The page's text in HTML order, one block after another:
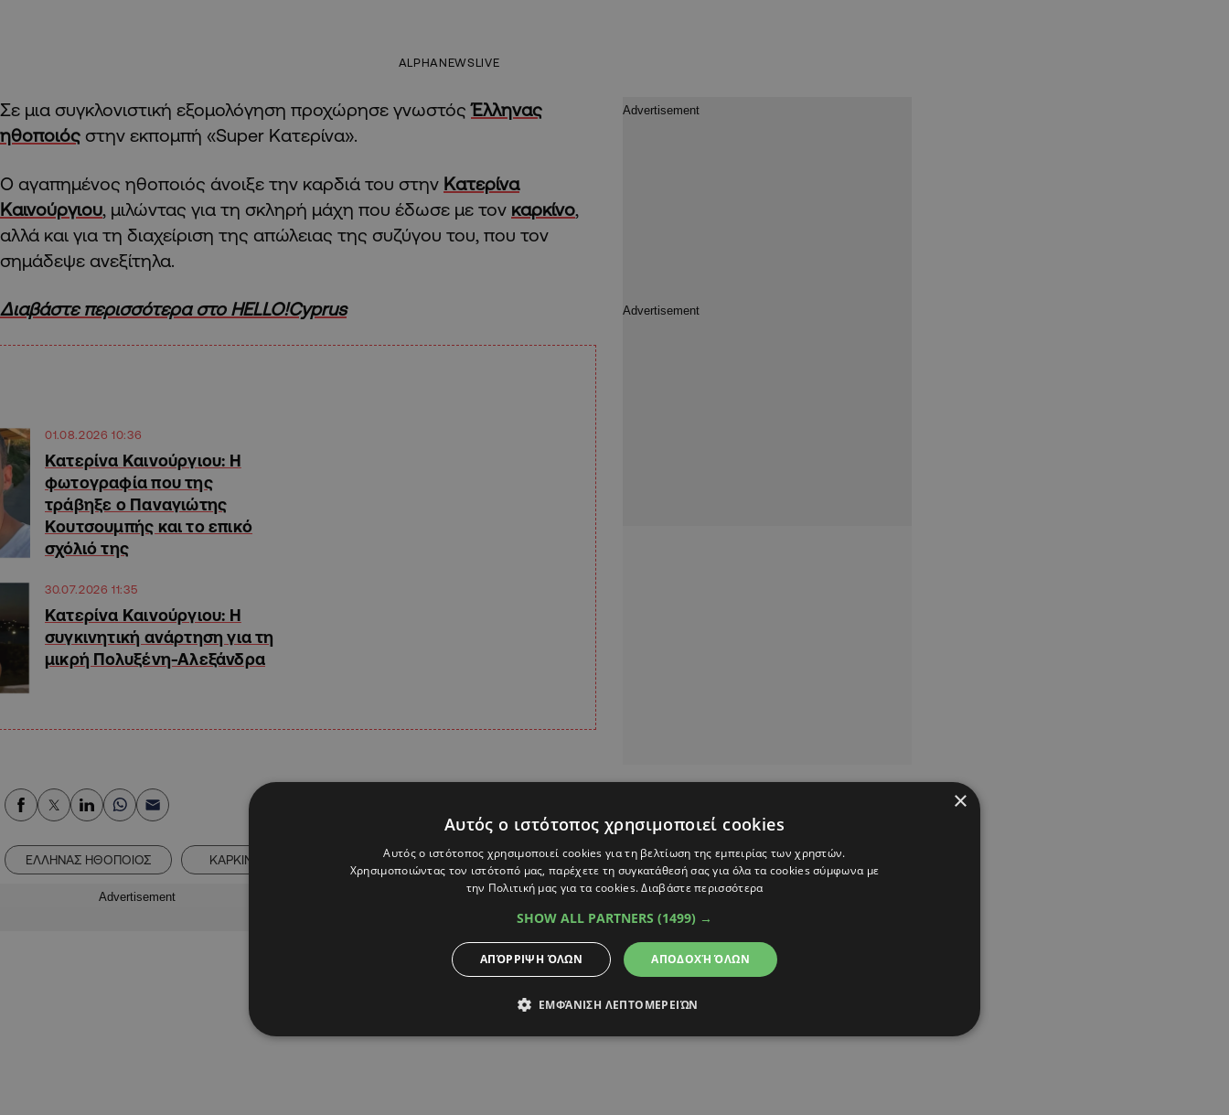
ALPHANEWSLIVE
Σε μια συγκλονιστική εξομολόγηση προχώρησε γνωστόςΈλληνας
ηθοποιός στην εκπομπή «Super Κατερίνα».
Ο αγαπημένος ηθοποιός άνοιξε την καρδιά του στην Κατερίνα
Καινούργιου, μιλώντας για τη σκληρή μάχη που έδωσε με τον καρκίνο,
αλλά και για τη διαχείριση της απώλειας της συζύγου του, που τον
σημάδεψε ανεξίτηλα.
Διαβάστε περισσότερα στο HELLO!Cyprus
01.08.2026 10:36
Κατερίνα Καινούργιου: Η
φωτογραφία που της
τράβηξε ο Παναγιώτης
Κουτσουμπής και το επικό
σχόλιό της
30.07.2026 11:35
Κατερίνα Καινούργιου: Η
συγκινητική ανάρτηση για τη
μικρή Πολυξένη-Αλεξάνδρα
ΕΛΛΗΝΑΣ ΗΘΟΠΟΙΟΣ ΚΑΡΚΙΝΟΣ ΚΑΤΕΡΙΝΑ ΚΑΙΝΟΥΡΓΙΟΥ
Advertisement
×
Αυτός ο ιστότοπος χρησιμοποιεί cookies
Αυτός ο ιστότοπος χρησιμοποιεί cookies για τη βελτίωση της εμπειρίας των χρηστών.
Χρησιμοποιώντας τον ιστότοπό μας, παρέχετε τη συγκατάθεσή σας για όλα τα cookies σύμφωνα με
την Πολιτική μας για τα cookies.Διαβάστε περισσότερα
SHOW ALL PARTNERS (1499) →
ΑΠΟΔΟΧΉ ΌΛΩΝ
ΑΠΌΡΡΙΨΗ ΌΛΩΝ
ΕΜΦΆΝΙΣΗ ΛΕΠΤΟΜΕΡΕΙΏΝ